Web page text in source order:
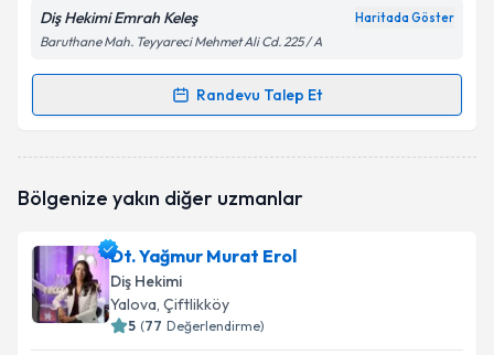
Diş Hekimi Emrah Keleş Haritada Göster
Baruthane Mah. Teyyareci Mehmet Ali Cd. 225 / A
Randevu Talep Et
Randevu Takvimi Talebi
Size bu uzmandan randevu almanız için bir takvim
E-posta Adresiniz
Bölgenize yakın diğer uzmanlar
Dt. Yağmur Murat Erol
Diş Hekimi
Yalova, Çiftlikköy
5 (77 Değerlendirme)